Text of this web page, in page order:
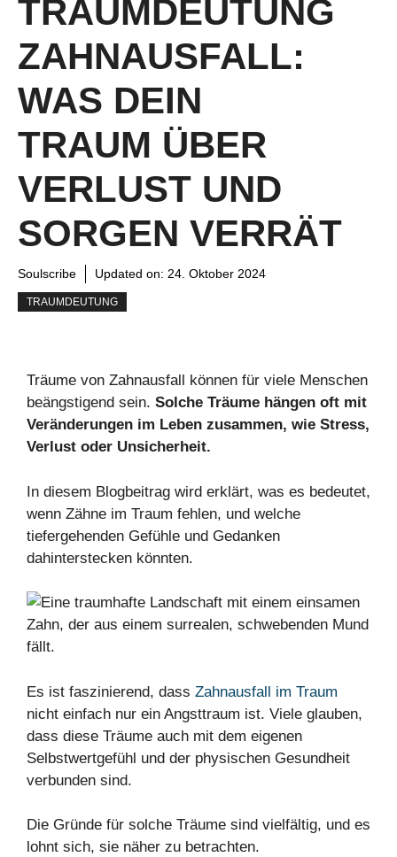
TRAUMDEUTUNG
ZAHNAUSFALL:
WAS DEIN
TRAUM ÜBER
VERLUST UND
SORGEN VERRÄT
Soulscribe Updated on: 24. Oktober 2024
TRAUMDEUTUNG
Träume von Zahnausfall können für viele Menschen
beängstigend sein. Solche Träume hängen oft mit
Veränderungen im Leben zusammen, wie Stress,
Verlust oder Unsicherheit.
In diesem Blogbeitrag wird erklärt, was es bedeutet,
wenn Zähne im Traum fehlen, und welche
tiefergehenden Gefühle und Gedanken
dahinterstecken könnten.
Es ist faszinierend, dass Zahnausfall im Traum
nicht einfach nur ein Angsttraum ist. Viele glauben,
dass diese Träume auch mit dem eigenen
Selbstwertgefühl und der physischen Gesundheit
verbunden sind.
Die Gründe für solche Träume sind vielfältig, und es
lohnt sich, sie näher zu betrachten.